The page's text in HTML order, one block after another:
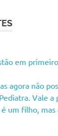
em
agora não
Vale a
um filho,